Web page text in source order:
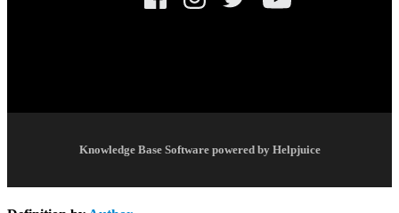
Knowledge Base Software powered by Helpjuice